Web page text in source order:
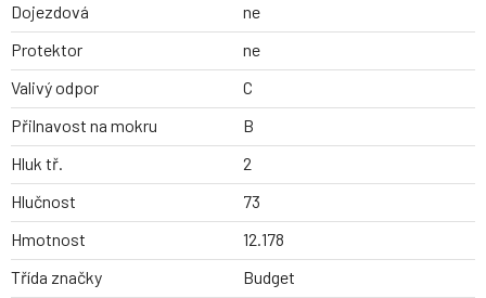
Dojezdová
ne
Protektor
ne
Valivý odpor
C
Přilnavost na mokru
B
Hluk tř.
2
Hlučnost
73
Hmotnost
12.178
Třída značky
Budget